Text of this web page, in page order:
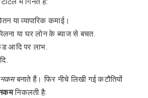
या व्यापारिक कमाई।
या घर लोन के ब्याज से बचत.
आदि पर लाभ.
बनाते हैं। फिर नीचे लिखी गई कटौतियों
निकलती है: